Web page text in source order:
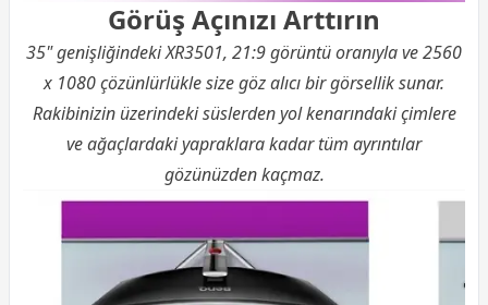
Görüş Açınızı Arttırın
35" genişliğindeki XR3501, 21:9 görüntü oranıyla ve 2560
x 1080 çözünlürlükle size göz alıcı bir görsellik sunar.
Rakibinizin üzerindeki süslerden yol kenarındaki çimlere
ve ağaçlardaki yapraklara kadar tüm ayrıntılar
gözünüzden kaçmaz.